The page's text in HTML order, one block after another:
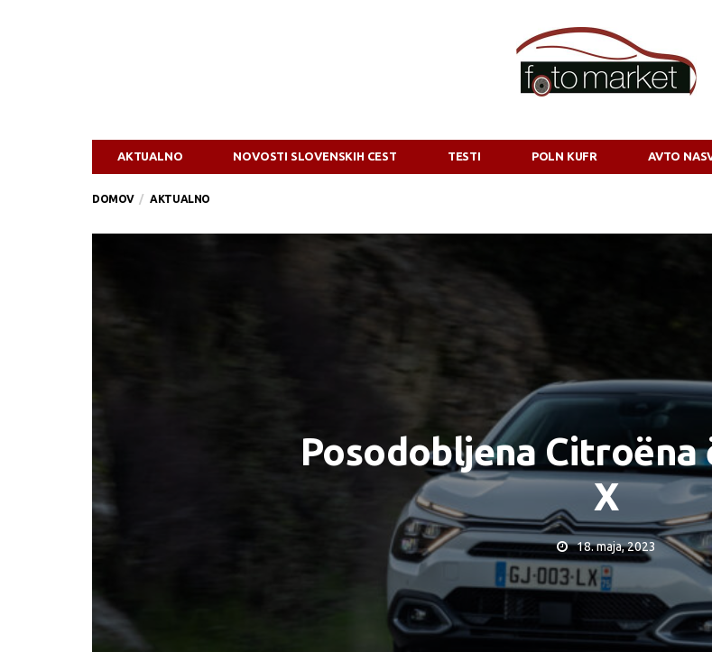
AKTUALNO NOVOSTI SLOVENSKIH CEST TESTI POLN KUFR AVTO
DOMOV AKTUALNO
Posodobljena Citroëna
X
18. maja, 2023